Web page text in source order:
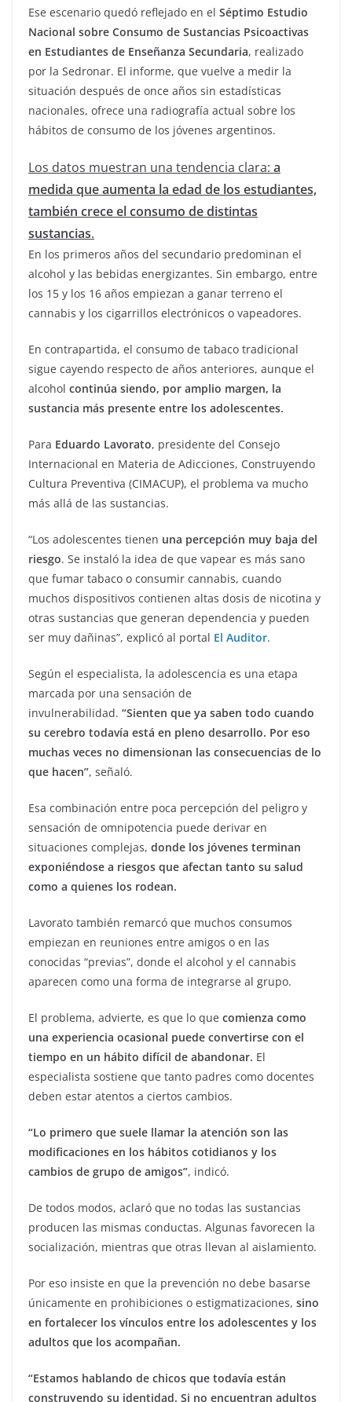
Ese escenario quedó reflejado en el Séptimo Estudio
Nacional sobre Consumo de Sustancias Psicoactivas
en Estudiantes de Enseñanza Secundaria, realizado
por la Sedronar. El informe, que vuelve a medir la
situación después de once años sin estadísticas
nacionales, ofrece una radiografía actual sobre los
hábitos de consumo de los jóvenes argentinos.
Los datos muestran una tendencia clara: a
medida que aumenta la edad de los estudiantes,
también crece el consumo de distintas
sustancias.
En los primeros años del secundario predominan el
alcohol y las bebidas energizantes. Sin embargo, entre
los 15 y los 16 años empiezan a ganar terreno el
cannabis y los cigarrillos electrónicos o vapeadores.
En contrapartida, el consumo de tabaco tradicional
sigue cayendo respecto de años anteriores, aunque el
alcohol continúa siendo, por amplio margen, la
sustancia más presente entre los adolescentes.
Para Eduardo Lavorato, presidente del Consejo
Internacional en Materia de Adicciones, Construyendo
Cultura Preventiva (CIMACUP), el problema va mucho
más allá de las sustancias.
“Los adolescentes tienen una percepción muy baja del
riesgo. Se instaló la idea de que vapear es más sano
que fumar tabaco o consumir cannabis, cuando
muchos dispositivos contienen altas dosis de nicotina y
otras sustancias que generan dependencia y pueden
ser muy dañinas”, explicó al portal El Auditor.
Según el especialista, la adolescencia es una etapa
marcada por una sensación de
invulnerabilidad. “Sienten que ya saben todo cuando
su cerebro todavía está en pleno desarrollo. Por eso
muchas veces no dimensionan las consecuencias de lo
que hacen”, señaló.
Esa combinación entre poca percepción del peligro y
sensación de omnipotencia puede derivar en
situaciones complejas, donde los jóvenes terminan
exponiéndose a riesgos que afectan tanto su salud
como a quienes los rodean.
Lavorato también remarcó que muchos consumos
empiezan en reuniones entre amigos o en las
conocidas “previas”, donde el alcohol y el cannabis
aparecen como una forma de integrarse al grupo.
El problema, advierte, es que lo que comienza como
una experiencia ocasional puede convertirse con el
tiempo en un hábito difícil de abandonar. El
especialista sostiene que tanto padres como docentes
deben estar atentos a ciertos cambios.
“Lo primero que suele llamar la atención son las
modificaciones en los hábitos cotidianos y los
cambios de grupo de amigos”, indicó.
De todos modos, aclaró que no todas las sustancias
producen las mismas conductas. Algunas favorecen la
socialización, mientras que otras llevan al aislamiento.
Por eso insiste en que la prevención no debe basarse
únicamente en prohibiciones o estigmatizaciones, sino
en fortalecer los vínculos entre los adolescentes y los
adultos que los acompañan.
“Estamos hablando de chicos que todavía están
construyendo su identidad. Si no encuentran adultos